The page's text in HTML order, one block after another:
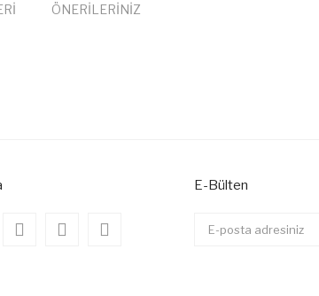
ÖNERİLERİNİZ
E-Bülten